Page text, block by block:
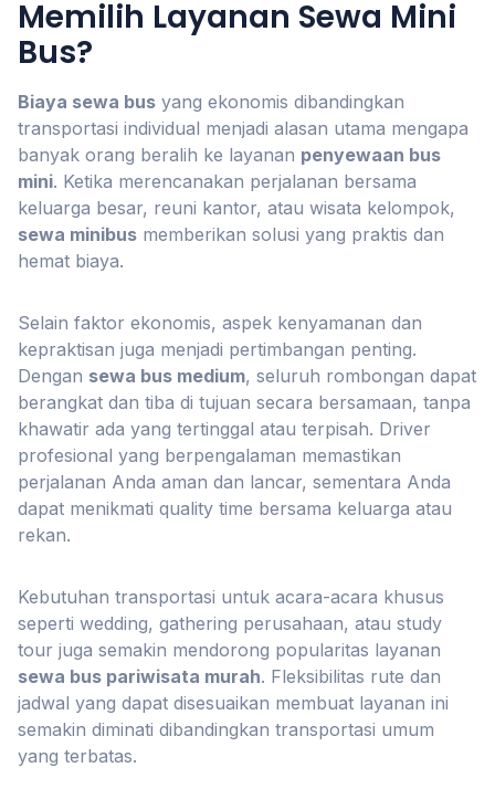
Memilih Layanan Sewa Mini
Bus?
Biaya sewa bus yang ekonomis dibandingkan
transportasi individual menjadi alasan utama mengapa
banyak orang beralih ke layanan penyewaan bus
mini. Ketika merencanakan perjalanan bersama
keluarga besar, reuni kantor, atau wisata kelompok,
sewa minibus memberikan solusi yang praktis dan
hemat biaya.
Selain faktor ekonomis, aspek kenyamanan dan
kepraktisan juga menjadi pertimbangan penting.
Dengan sewa bus medium, seluruh rombongan dapat
berangkat dan tiba di tujuan secara bersamaan, tanpa
khawatir ada yang tertinggal atau terpisah. Driver
profesional yang berpengalaman memastikan
perjalanan Anda aman dan lancar, sementara Anda
dapat menikmati quality time bersama keluarga atau
rekan.
Kebutuhan transportasi untuk acara-acara khusus
seperti wedding, gathering perusahaan, atau study
tour juga semakin mendorong popularitas layanan
sewa bus pariwisata murah. Fleksibilitas rute dan
jadwal yang dapat disesuaikan membuat layanan ini
semakin diminati dibandingkan transportasi umum
yang terbatas.